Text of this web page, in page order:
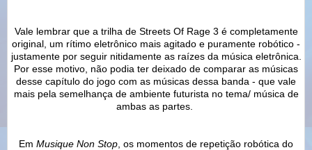
Vale lembrar que a trilha de Streets Of Rage 3 é completamente
original, um rítimo eletrônico mais agitado e puramente robótico -
justamente por seguir nitidamente as raízes da música eletrônica.
Por esse motivo, não podia ter deixado de comparar as músicas
desse capítulo do jogo com as músicas dessa banda - que vale
mais pela semelhança de ambiente futurista no tema/ música de
ambas as partes.
Em Musique Non Stop , os momentos de repetição robótica do